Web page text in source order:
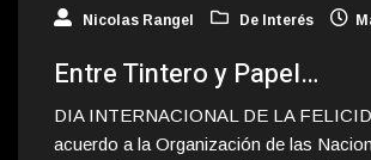
Nicolas Rangel De Interés
Entre Tintero y Papel…
DIA INTERNACIONAL DE LA
acuerdo a la Organización de las